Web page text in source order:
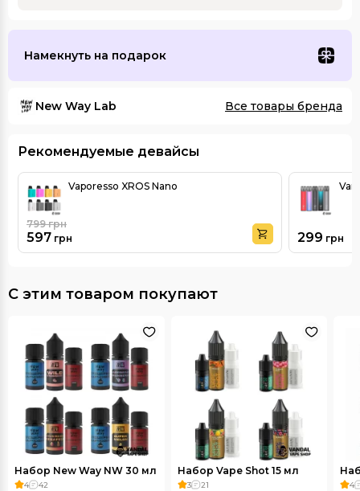
Намекнуть на подарок
New Way Lab Все товары бренда
Рекомендуемые девайсы
Vaporesso XROS Nano
597 грн
799грн
299 грн
С этим товаром покупают
Набор New Way NW 30 мл
4 42
Набор Vape Shot 15 мл
3 21 4